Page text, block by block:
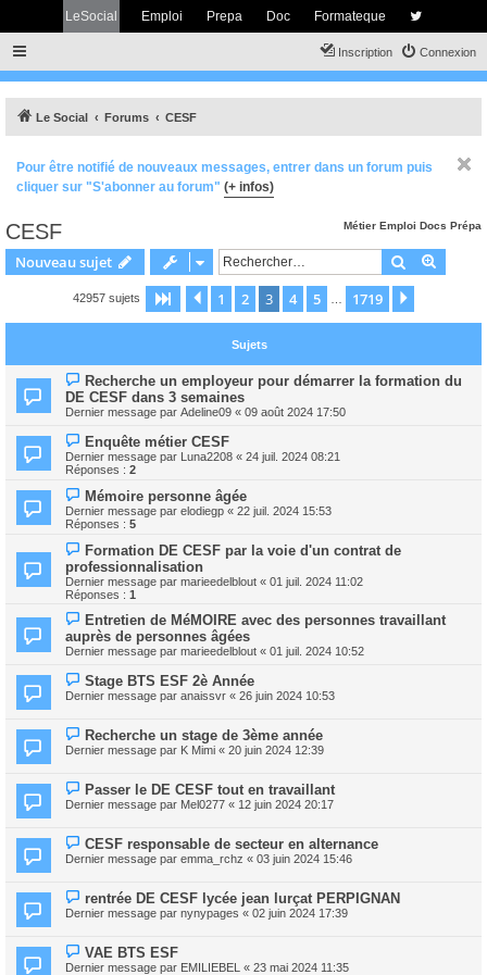
LeSocial Emploi Prepa Doc Formateque
Connexion
Inscription
Le Social Forums CESF
Pour être notifié de nouveaux messages, entrer dans un forum puis
cliquer sur "S'abonner au forum" (+ infos)
Métier Emploi Docs Prépa
CESF
Nouveau sujet Rechercher
42957 sujets Page sur1719
Précédent
1 2 3 4 5 1719
Sujets
Recherche un employeur pour démarrer la formation du
DE CESF dans 3 semaines
Dernier message par Adeline09 « 09 août 2024 17:50
Enquête métier CESF
Dernier message par Luna2208 « 24 juil. 2024 08:21
Réponses : 2
Mémoire personne âgée
Dernier message par elodiegp « 22 juil. 2024 15:53
Réponses : 5
Formation DE CESF par la voie d'un contrat de
professionnalisation
Dernier message par marieedelblout « 01 juil. 2024 11:02
Réponses : 1
Entretien de MéMOIRE avec des personnes travaillant
auprès de personnes âgées
Dernier message par marieedelblout « 01 juil. 2024 10:52
Stage BTS ESF 2è Année
Dernier message par anaissvr « 26 juin 2024 10:53
Recherche un stage de 3ème année
Dernier message par K Mimi « 20 juin 2024 12:39
Passer le DE CESF tout en travaillant
Dernier message par Mel0277 « 12 juin 2024 20:17
CESF responsable de secteur en alternance
Dernier message par emma_rchz « 03 juin 2024 15:46
rentrée DE CESF lycée jean lurçat PERPIGNAN
Dernier message par nynypages « 02 juin 2024 17:39
VAE BTS ESF
Dernier message par EMILIEBEL « 23 mai 2024 11:35